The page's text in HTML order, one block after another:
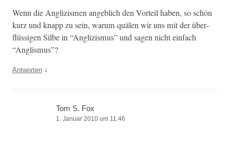
Wenn die Anglizis­men ange­blich den Vorteil haben, so schön
kurz und knapp zu sein, warum quälen wir uns mit der über­
flüs­si­gen Silbe in “Anglizis­mus” und sagen nicht ein­fach
“Anglis­mus”?
Antworten ↓
Tom S. Fox
1. Januar 2010 um 11:46